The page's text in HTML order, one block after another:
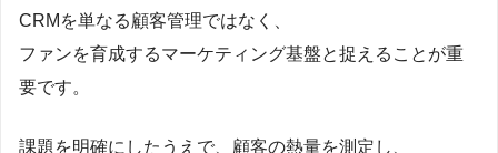
CRMを単なる顧客管理ではなく、
ファンを育成するマーケティング基盤と捉えることが重
要です。
課題を明確にしたうえで、顧客の熱量を測定し、